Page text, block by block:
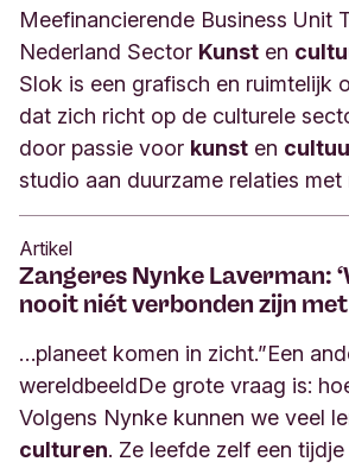
Meefinancierende Business Unit
Nederland Sector Kunst en
Slok is een grafisch en ruimtelijk
dat zich richt op de culturele
door passie voor kunst en
studio aan duurzame relaties
Zangeres Nynke Laverman:
nooit niét verbonden zijn
Artikel
…planeet komen in zicht.”Een
wereldbeeldDe grote vraag is:
Volgens Nynke kunnen we veel
culturen. Ze leefde zelf een